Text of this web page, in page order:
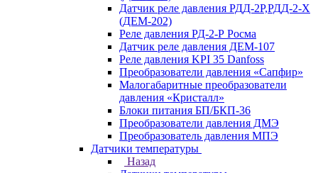
Датчик реле давления РДД-2Р,РДД-2-Х
(ДЕМ-202)
Реле давления РД-2-Р Росма
Датчик реле давления ДЕМ-107
Реле давления KPI 35 Danfoss
Преобразователи давления «Сапфир»
Малогабаритные преобразователи
давления «Кристалл»
Блоки питания БП/БКП-36
Преобразователи давления ДМЭ
Преобразователь давления МПЭ
Датчики температуры
Назад